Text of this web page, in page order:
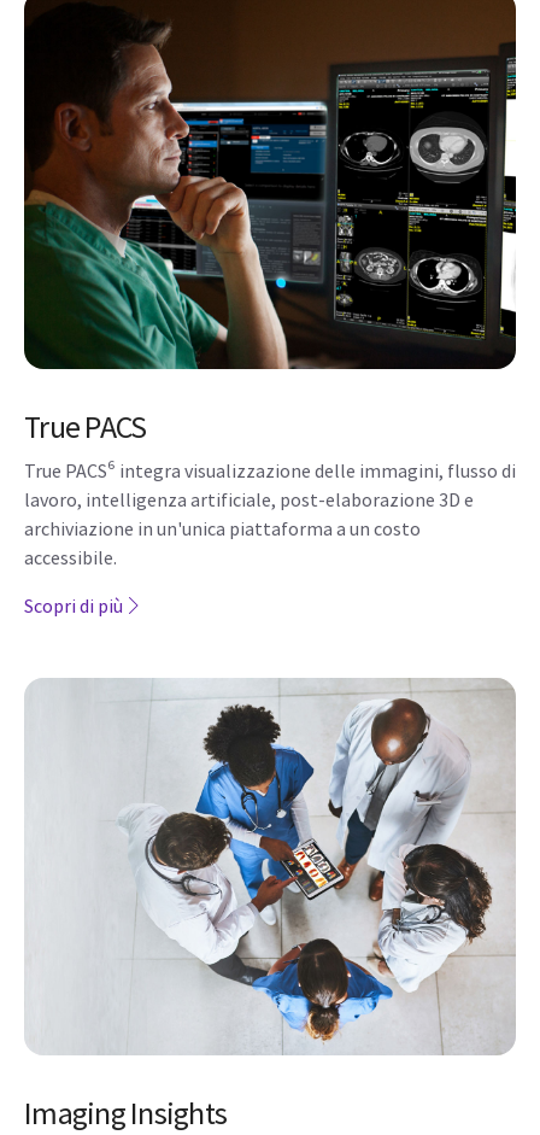
True PACS
True PACS⁶ integra visualizzazione delle immagini, flusso di
lavoro, intelligenza artificiale, post-elaborazione 3D e
archiviazione in un'unica piattaforma a un costo
accessibile.
Scopri di più
Imaging Insights